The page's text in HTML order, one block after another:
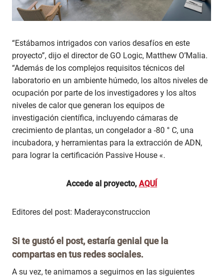
“Estábamos intrigados con varios desafíos en este
proyecto”, dijo el director de GO Logic, Matthew O’Malia.
“Además de los complejos requisitos técnicos del
laboratorio en un ambiente húmedo, los altos niveles de
ocupación por parte de los investigadores y los altos
niveles de calor que generan los equipos de
investigación científica, incluyendo cámaras de
crecimiento de plantas, un congelador a -80 ° C, una
incubadora, y herramientas para la extracción de ADN,
para lograr la certificación Passive House «.
Accede al proyecto, AQUÍ
Editores del post: Maderayconstruccion
Si te gustó el post, estaría genial que la
compartas en tus redes sociales.
A su vez, te animamos a seguirnos en las siguientes